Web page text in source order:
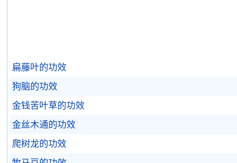
扁藤叶的功效
狗脑的功效
金钱苦叶草的功效
金丝木通的功效
爬树龙的功效